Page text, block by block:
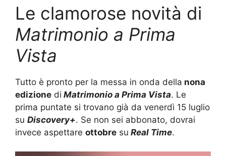
Le clamorose novità di
Matrimonio a Prima
Vista
Tutto è pronto per la messa in onda della nona
edizione di Matrimonio a Prima Vista. Le
prima puntate si trovano già da venerdì 15 luglio
su Discovery+. Se non sei abbonato, dovrai
invece aspettare ottobre su Real Time.